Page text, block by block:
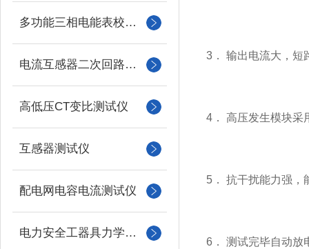
多功能三相电能表校验仪
电流互感器二次回路负载测试仪
高低压CT变比测试仪
互感器测试仪
配电网电容电流测试仪
电力安全工器具力学性能试验机
3． 输出电流大，短
4． 高压发生模块采
5． 抗干扰能力强，
6． 测试完毕自动放